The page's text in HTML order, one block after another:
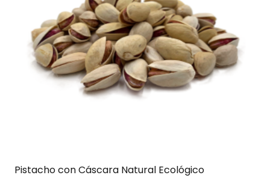
Pistacho con Cáscara Natural Ecológico